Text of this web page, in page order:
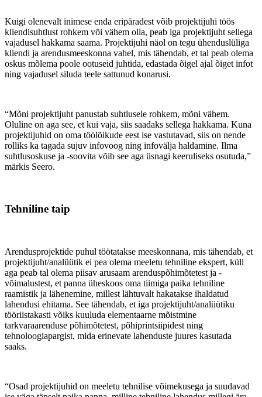
Kuigi olenevalt inimese enda eripäradest võib projektijuhi töös
kliendisuhtlust rohkem või vähem olla, peab iga projektijuht sellega
vajadusel hakkama saama. Projektijuhi näol on tegu ühenduslüliga
kliendi ja arendusmeeskonna vahel, mis tähendab, et tal peab olema
oskus mõlema poole ootuseid juhtida, edastada õigel ajal õiget infot
ning vajadusel siluda teele sattunud konarusi.
“Mõni projektijuht panustab suhtlusele rohkem, mõni vähem.
Oluline on aga see, et kui vaja, siis saadaks sellega hakkama. Kuna
projektijuhid on oma töölõikude eest ise vastutavad, siis on nende
rolliks ka tagada sujuv infovoog ning infovälja haldamine. Ilma
suhtlusoskuse ja -soovita võib see aga üsnagi keeruliseks osutuda,”
märkis Seero.
Tehniline taip
Arendusprojektide puhul töötatakse meeskonnana, mis tähendab, et
projektijuht/analüütik ei pea olema meeletu tehniline ekspert, küll
aga peab tal olema piisav arusaam arenduspõhimõtetest ja -
võimalustest, et panna üheskoos oma tiimiga paika tehniline
raamistik ja lähenemine, millest lähtuvalt hakatakse ihaldatud
lahendusi ehitama. See tähendab, et iga projektijuht/analüütiku
tööriistakasti võiks kuuluda elementaarne mõistmine
tarkvaraarenduse põhimõtetest, põhiprintsiipidest ning
tehnoloogiapargist, mida erinevate lahenduste juures kasutada
saaks.
“Osad projektijuhid on meeletu tehnilise võimekusega ja suudavad